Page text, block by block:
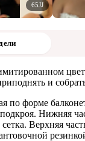
65JJ
и
по форме
Нижняя
Верхняя